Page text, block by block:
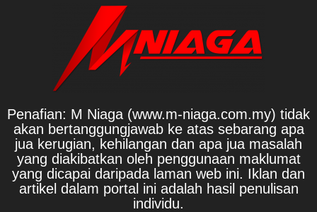
Penafian: M Niaga (www.m-niaga.com.my) tidak
akan bertanggungjawab ke atas sebarang apa
jua kerugian, kehilangan dan apa jua masalah
yang diakibatkan oleh penggunaan maklumat
yang dicapai daripada laman web ini. Iklan dan
artikel dalam portal ini adalah hasil penulisan
individu.